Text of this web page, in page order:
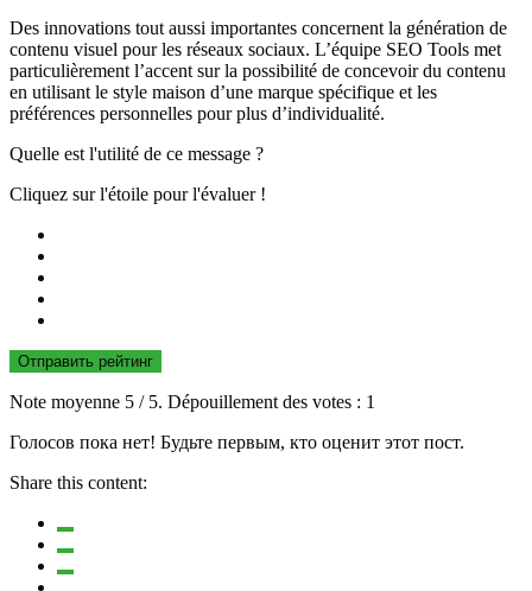
Des innovations tout aussi importantes concernent la génération de
contenu visuel pour les réseaux sociaux. L’équipe SEO Tools met
particulièrement l’accent sur la possibilité de concevoir du contenu
en utilisant le style maison d’une marque spécifique et les
préférences personnelles pour plus d’individualité.
Quelle est l'utilité de ce message ?
Cliquez sur l'étoile pour l'évaluer !
Отправить рейтинг
Note moyenne 5 / 5. Dépouillement des votes : 1
Голосов пока нет! Будьте первым, кто оценит этот пост.
Share this content: